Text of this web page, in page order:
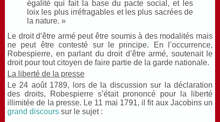
égalité qui fait la base du pacte social, et les
loix les plus irréfragables et les plus sacrées de
la nature. »
Le droit d’être armé peut être soumis à des modalités mais
ne peut être contesté sur le principe. En l’occurrence,
Robespierre, en parlant du droit d’être armé, soutenait le
droit pour tout citoyen de faire partie de la garde nationale.
La liberté de la presse
Le 24 août 1789, lors de la discussion sur la déclaration
des droits, Robespierre s’était prononcé pour la liberté
illimitée de la presse. Le 11 mai 1791, il fit aux Jacobins un
grand discours sur le sujet :